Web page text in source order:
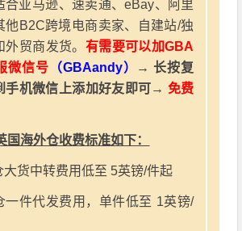
合亚马逊、速卖通、eBay、阿里
他B2C跨境电商卖家、自建站/独
贸商发货。 有需要可以加GBA
微信号 （GBAandy）
→ 长按复
手机微信上添加好友即可→ 免费
国海外仓收费标准如下：
大货中转费用低至 5英镑/件起
一件代发费用，单件低至 1英镑/